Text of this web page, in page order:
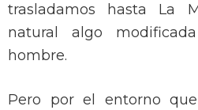
trasladamos hasta La
natural algo
hombre.
Pero por el entorno